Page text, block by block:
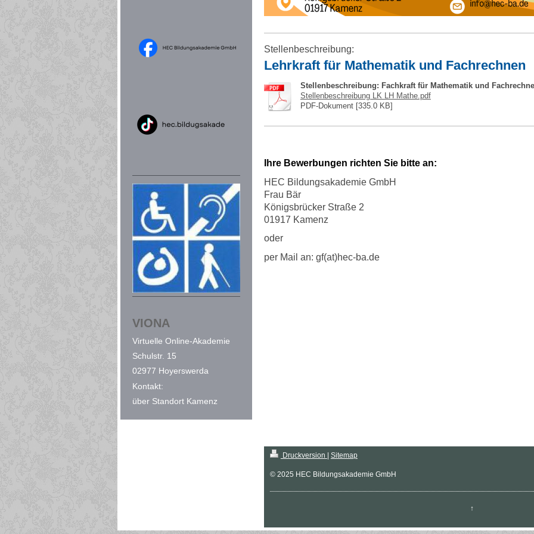
VIONA
Virtuelle Online-Akademie
Schulstr. 15
02977 Hoyerswerda
Kontakt:
über Standort Kamenz
Stellenbeschreibung:
Lehrkraft für Mathematik und Fachrechnen
Stellenbeschreibung: Fachkraft für Mathematik und
Stellenbeschreibung LK LH Mathe.pdf
PDF-Dokument [335.0 KB]
Ihre Bewerbungen richten Sie bitte an:
HEC Bildungsakademie GmbH
Frau Bär
Königsbrücker Straße 2
01917 Kamenz
oder
per Mail an: gf(at)hec-ba.de
Druckversion | Sitemap
© 2025 HEC Bildungsakademie GmbH
↑